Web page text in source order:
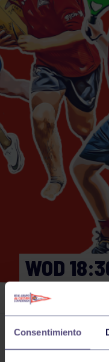
Consentimiento
WOD
GIMNASIO